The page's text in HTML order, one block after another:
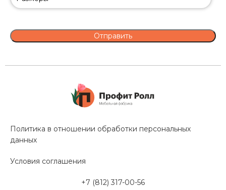
Политика в отношении обработки персональных
данных
Условия соглашения
+7 (812) 317-00-56